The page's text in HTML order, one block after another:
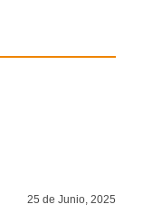
25 de Junio, 2025